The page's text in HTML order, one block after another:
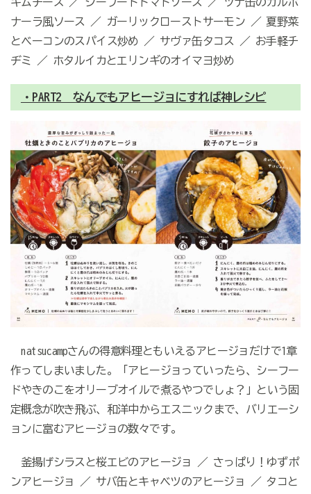
ナーラ風ソース ／ ガーリックローストサーモン ／ 夏野菜
とベーコンのスパイス炒め ／ サヴァ缶タコス ／ お手軽チ
ヂミ ／ ホタルイカとエリンギのオイマヨ炒め
・PART2 なんでもアヒージョにすれば神レシピ
natsucampさんの得意料理ともいえるアヒージョだけで1章
作ってしまいました。「アヒージョっていったら、シーフー
ドやきのこをオリーブオイルで煮るやつでしょ？」という固
定概念が吹き飛ぶ、和洋中からエスニックまで、バリエーシ
ョンに富むアヒージョの数々です。
釜揚げシラスと桜エビのアヒージョ ／ さっぱり！ゆずポ
ンアヒージョ ／ サバ缶とキャベツのアヒージョ ／ タコと